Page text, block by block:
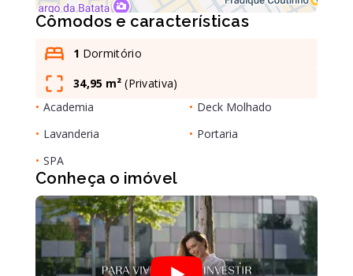
Cômodos e características
1 Dormitório
34,95 m² (Privativa)
• Academia • Deck Molhado
• Lavanderia • Portaria
• SPA
Conheça o imóvel